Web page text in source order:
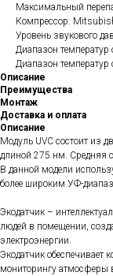
Максимальный
Компрессор:
Уровень звукового
Диапазон температур
Диапазон
Описание
Преимущества
Монтаж
Доставка и оплата
Описание
Модуль UVC состоит из
длиной 275 нм. Средняя
В данной модели
более широким УФ-
Экодатчик –
людей в помещении,
электроэнергии.
Экодатчик обеспечивает
мониторингу атмосферы